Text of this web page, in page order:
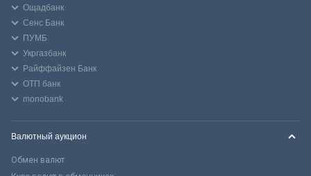
Ощадбанк
Сенс Банк
ПУМБ
Укргазбанк
Райффайзен Банк
ОТП банк
monobank
Валютный аукцион
Обмен валют